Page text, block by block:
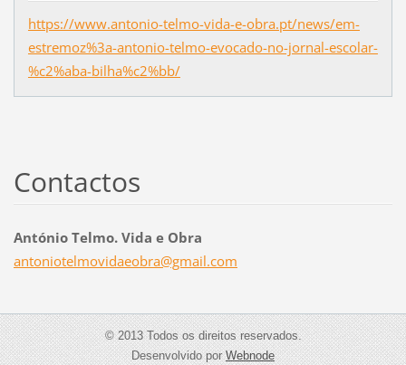
https://www.antonio-telmo-vida-e-obra.pt/news/em-
estremoz%3a-antonio-telmo-evocado-no-jornal-escolar-
%c2%aba-bilha%c2%bb/
Contactos
António Telmo. Vida e Obra
antoniotelmovidaeobra@gmail.com
© 2013 Todos os direitos reservados.
Desenvolvido porWebnode